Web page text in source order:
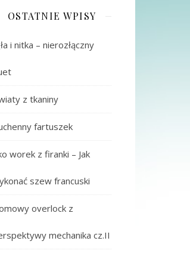
OSTATNIE WPISY
i nitka – nierozłączny
z tkaniny
fartuszek
worek z firanki – Jak
szew francuski
overlock z
mechanika cz.II